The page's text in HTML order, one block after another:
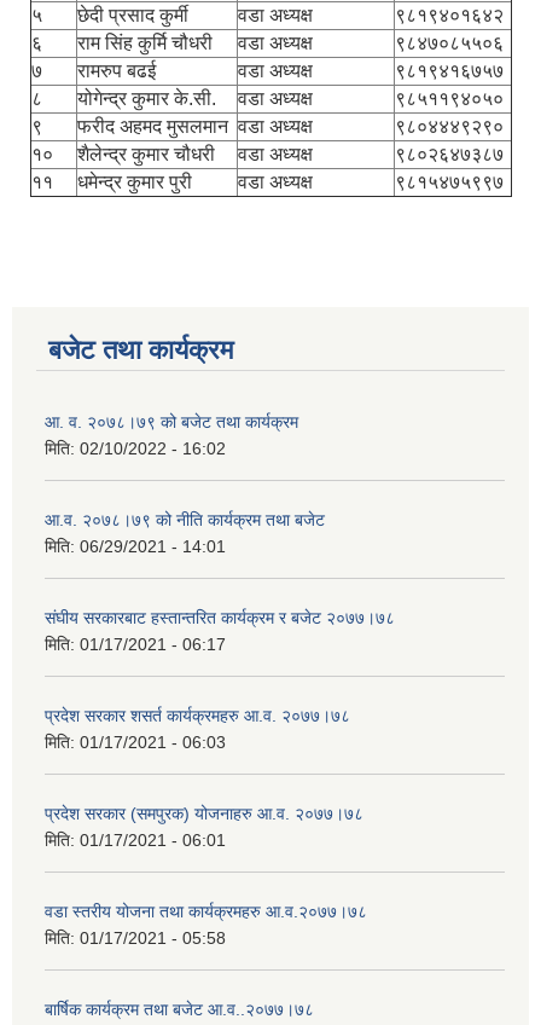
५
छेदी प्रसाद कुर्मी वडा अध्यक्ष
९८१९४०१६४२
६
राम सिंह कुर्मि चौधरी वडा अध्यक्ष
९८४७०८५५०६
७
रामरुप बढई वडा अध्यक्ष
९८१९४१६७५७
८
योगेन्द्र कुमार के.सी. वडा अध्यक्ष
९८५११९४०५०
९
फरीद अहमद मुसलमान वडा अध्यक्ष
९८०४४४९२९०
१०
शैलेन्द्र कुमार चौधरी वडा अध्यक्ष
९८०२६४७३८७
११
धमेन्द्र कुमार पुरी वडा अध्यक्ष ९८१५४७५९९७
बजेट तथा कार्यक्रम
आ. व. २०७८।७९ को बजेट तथा कार्यक्रम
मिति: 02/10/2022 - 16:02
आ.व. २०७८।७९ को नीति कार्यक्रम तथा बजेट
मिति: 06/29/2021 - 14:01
संघीय सरकारबाट हस्तान्तरित कार्यक्रम र बजेट २०७७।७८
मिति: 01/17/2021 - 06:17
प्रदेश सरकार शसर्त कार्यक्रमहरु आ.व. २०७७।७८
मिति: 01/17/2021 - 06:03
प्रदेश सरकार (समपुरक) योजनाहरु आ.व. २०७७।७८
मिति: 01/17/2021 - 06:01
वडा स्तरीय योजना तथा कार्यक्रमहरु आ.व.२०७७।७८
मिति: 01/17/2021 - 05:58
बार्षिक कार्यक्रम तथा बजेट आ.व..२०७७।७८